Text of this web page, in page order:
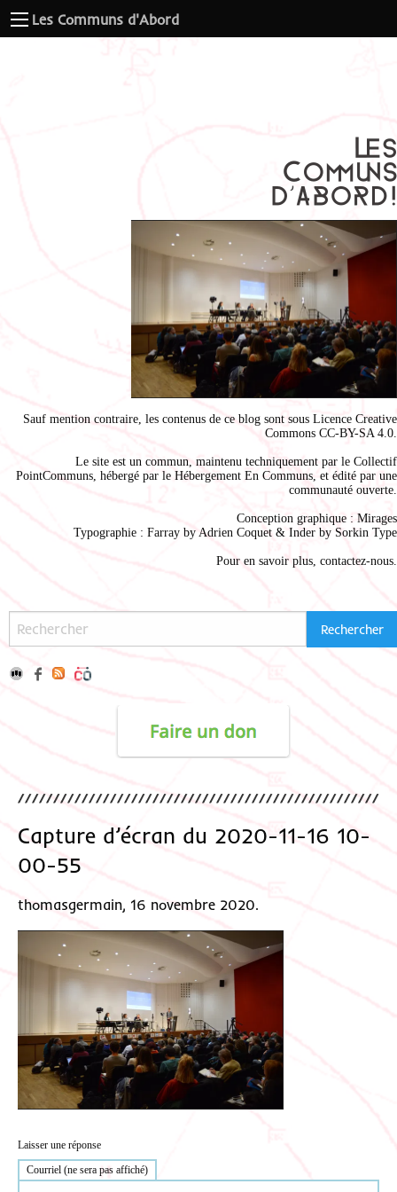
Les Communs d'Abord
Sauf mention contraire, les contenus de ce blog sont sous Licence Creative
Commons CC-BY-SA 4.0.
Le site est un commun, maintenu techniquement par le Collectif
PointCommuns, hébergé par le Hébergement En Communs, et édité par une
communauté ouverte.
Conception graphique : Mirages
Typographie : Farray by Adrien Coquet & Inder by Sorkin Type
Pour en savoir plus, contactez-nous.
Capture d’écran du 2020-11-16 10-
00-55
thomasgermain, 16 novembre 2020.
Laisser une réponse
Courriel (ne sera pas affiché)